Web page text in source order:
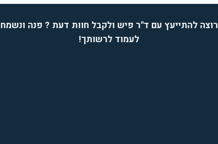
רוצה להתייעץ עם ד''ר פיש ולקבל חוות דעת ? פנה ונשמח
לעמוד לרשותך!